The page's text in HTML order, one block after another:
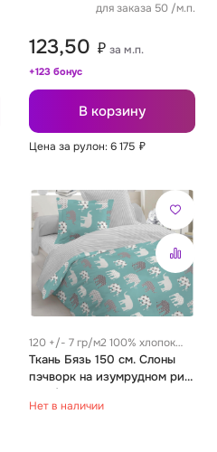
для заказа 50 /м.п.
123,50 ₽ за м.п.
+123 бонус
В корзину
Цена за рулон: 6 175 ₽
120 +/- 7 гр/м2 100% хлопок
0.27 м
Ткань Бязь 150 см. Слоны
пэчворк на изумрудном рис.
8118/1
Нет в наличии